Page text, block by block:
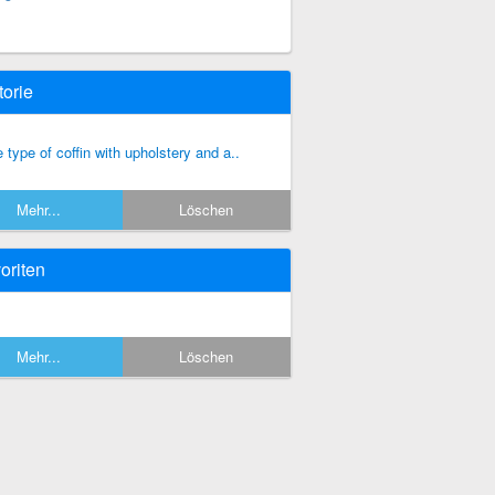
type of coffin with upholstery and a..
Mehr... Löschen
Mehr... Löschen